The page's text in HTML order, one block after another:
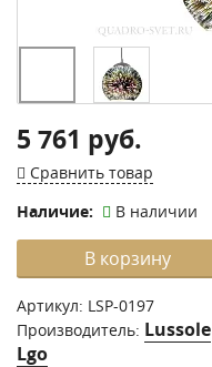
5 761 руб.
Сравнить товар
Наличие:
В наличии
В корзину
Артикул: LSP-0197
Производитель: Lussole
Lgo